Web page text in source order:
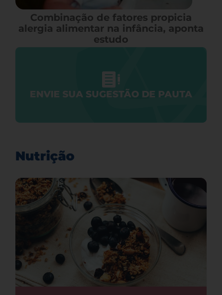
Combinação de fatores propicia
alergia alimentar na infância, aponta
estudo
ENVIE SUA SUGESTÃO DE PAUTA
Nutrição